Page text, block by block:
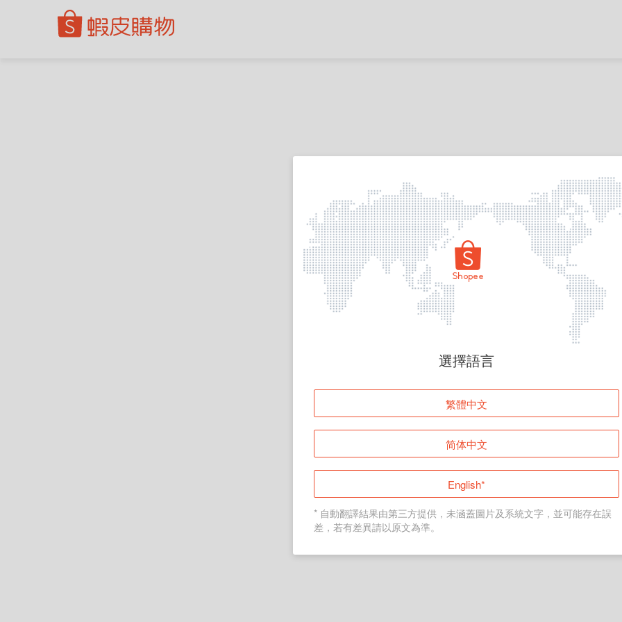
頁面無法顯示
登入
返回首頁
選擇語言
繁體中文
简体中文
English*
* 自動翻譯結果由第三方提供，未涵蓋圖片及系統文字，並可能存在誤
差，若有差異請以原文為準。